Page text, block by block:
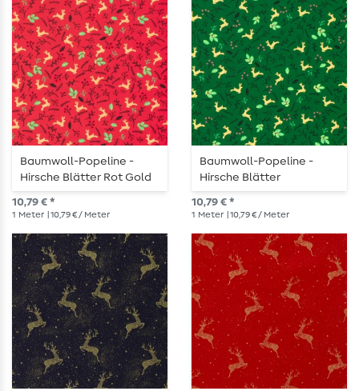
Baumwoll-Popeline -
Hirsche Blätter Rot Gold
10,79 € *
1 Meter | 10,79 € / Meter
Baumwoll-Popeline -
Hirsche Blätter
Tannengrün Gold
10,79 € *
1 Meter | 10,79 € / Meter